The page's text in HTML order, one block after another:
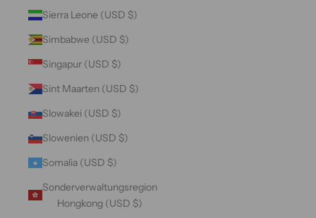
Sierra Leone (USD $)
Simbabwe (USD $)
Singapur (USD $)
Sint Maarten (USD $)
Slowakei (USD $)
Slowenien (USD $)
Somalia (USD $)
Sonderverwaltungsregion
Hongkong (USD $)